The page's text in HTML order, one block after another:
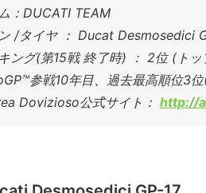
：DUCATI TEAM
/タイヤ ： Ducat Desmosedici
ング(第15戦 終了時) ： 2位 (ト
参戦10年目、過去最高順位3位
Dovizioso公式サイト： http://